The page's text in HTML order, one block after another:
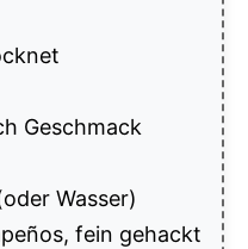
Geschmack
Wasser)
fein gehackt